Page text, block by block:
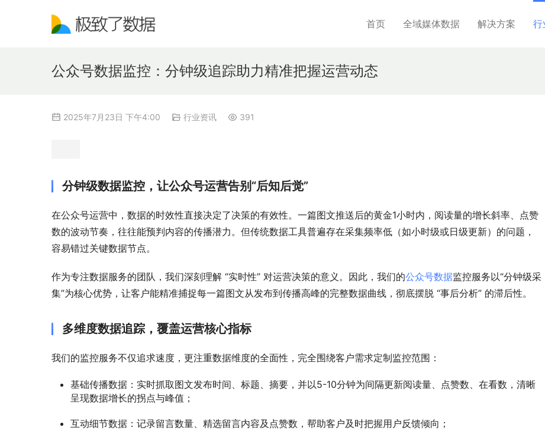
首页 全域媒体数据 解决方案 行
公众号数据监控：分钟级追踪助力精准把握运营动态
2025年7月23日 下午4:00 行业资讯 391
分钟级数据监控，让公众号运营告别“后知后觉”
在公众号运营中，数据的时效性直接决定了决策的有效性。一篇图文推送后的黄金1小时内，阅读量的增长斜率、点赞
数的波动节奏，往往能预判内容的传播潜力。但传统数据工具普遍存在采集频率低（如小时级或日级更新）的问题，
容易错过关键数据节点。
作为专注数据服务的团队，我们深刻理解 “实时性” 对运营决策的意义。因此，我们的公众号数据监控服务以“分钟级采
集”为核心优势，让客户能精准捕捉每一篇图文从发布到传播高峰的完整数据曲线，彻底摆脱 “事后分析” 的滞后性。
多维度数据追踪，覆盖运营核心指标
我们的监控服务不仅追求速度，更注重数据维度的全面性，完全围绕客户需求定制监控范围：
基础传播数据：实时抓取图文发布时间、标题、摘要，并以5-10分钟为间隔更新阅读量、点赞数、在看数，清晰
呈现数据增长的拐点与峰值；
互动细节数据：记录留言数量、精选留言内容及点赞数，帮助客户及时把握用户反馈倾向；